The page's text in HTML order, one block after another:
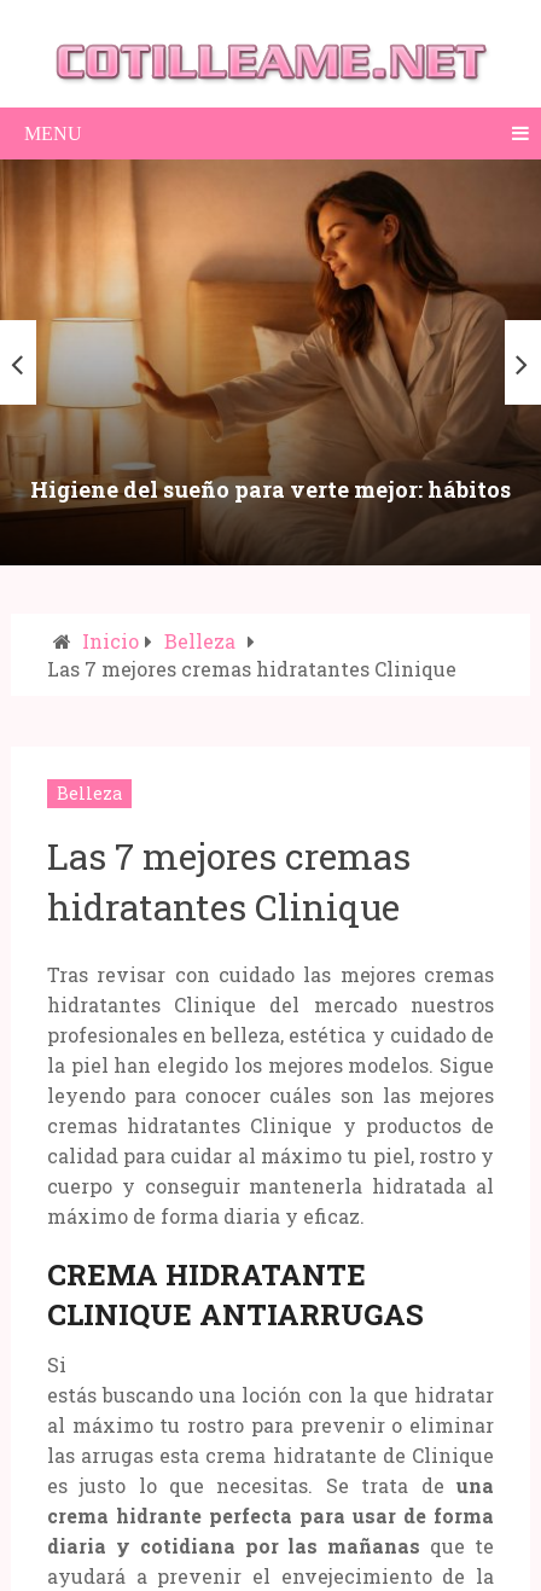
MENU
Higiene del sueño para verte mejor: hábitos
nocturnos que mejoran piel, ojeras y energía
Inicio
Belleza
Las 7 mejores cremas hidratantes Clinique
Belleza
Las 7 mejores cremas
hidratantes Clinique
Tras revisar con cuidado las mejores cremas
hidratantes Clinique del mercado nuestros
profesionales en belleza, estética y cuidado de
la piel han elegido los mejores modelos. Sigue
leyendo para conocer cuáles son las mejores
cremas hidratantes Clinique y productos de
calidad para cuidar al máximo tu piel, rostro y
cuerpo y conseguir mantenerla hidratada al
máximo de forma diaria y eficaz.
CREMA HIDRATANTE
CLINIQUE ANTIARRUGAS
Si
estás buscando una loción con la que hidratar
al máximo tu rostro para prevenir o eliminar
las arrugas esta crema hidratante de Clinique
es justo lo que necesitas. Se trata deuna
crema hidrante perfecta para usar de forma
diaria y cotidiana por las mañanas que te
ayudará a prevenir el envejecimiento de la